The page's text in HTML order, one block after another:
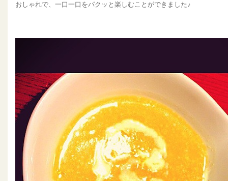
おしゃれで、一口一口をパクッと楽しむことができました♪